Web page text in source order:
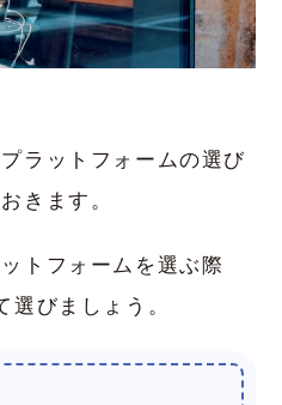
ラットフォームの選び
きます。
トフォームを選ぶ際
選びましょう。